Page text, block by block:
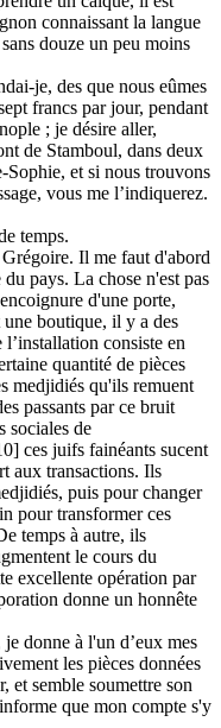
connaissant la langue
douze un peu moins
je, des que nous eûmes
francs par jour, pendant
; je désire aller,
de Stamboul, dans deux
Sophie, et si nous trouvons
vous me l’indiquerez.
temps.
Il me faut d'abord
pays. La chose n'est pas
d'une porte,
une boutique, il y a des
consiste en
quantité de pièces
medjidiés qu'ils remuent
passants par ce bruit
sociales de
ces juifs fainéants sucent
aux transactions. Ils
puis pour changer
pour transformer ces
temps à autre, ils
le cours du
excellente opération par
donne un honnête
donne à l'un d’eux mes
les pièces données
et semble soumettre son
que mon compte s'y